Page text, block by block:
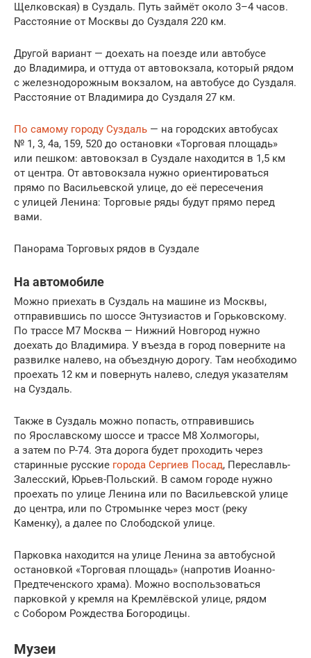
Щелковская) в Суздаль. Путь займёт около 3–4 часов.
Расстояние от Москвы до Суздаля 220 км.
Другой вариант — доехать на поезде или автобусе
до Владимира, и оттуда от автовокзала, который рядом
с железнодорожным вокзалом, на автобусе до Суздаля.
Расстояние от Владимира до Суздаля 27 км.
По самому городу Суздаль — на городских автобусах
№ 1, 3, 4а, 159, 520 до остановки «Торговая площадь»
или пешком: автовокзал в Суздале находится в 1,5 км
от центра. От автовокзала нужно ориентироваться
прямо по Васильевской улице, до её пересечения
с улицей Ленина: Торговые ряды будут прямо перед
вами.
Панорама Торговых рядов в Суздале
На автомобиле
Можно приехать в Суздаль на машине из Москвы,
отправившись по шоссе Энтузиастов и Горьковскому.
По трассе М7 Москва — Нижний Новгород нужно
доехать до Владимира. У въезда в город поверните на
развилке налево, на объездную дорогу. Там необходимо
проехать 12 км и повернуть налево, следуя указателям
на Суздаль.
Также в Суздаль можно попасть, отправившись
по Ярославскому шоссе и трассе М8 Холмогоры,
а затем по Р-74. Эта дорога будет проходить через
старинные русские города Сергиев Посад, Переславль-
Залесский, Юрьев-Польский. В самом городе нужно
проехать по улице Ленина или по Васильевской улице
до центра, или по Стромынке через мост (реку
Каменку), а далее по Слободской улице.
Парковка находится на улице Ленина за автобусной
остановкой «Торговая площадь» (напротив Иоанно-
Предтеченского храма). Можно воспользоваться
парковкой у кремля на Кремлёвской улице, рядом
с Собором Рождества Богородицы.
Музеи